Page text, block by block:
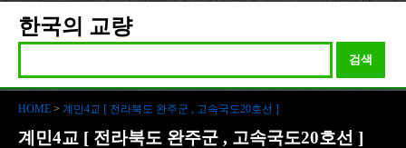
한국의 교량
검색
HOME > 계민4교 [ 전라북도 완주군 , 고속국도20호선 ]
계민4교 [ 전라북도 완주군 , 고속국도20호선 ]